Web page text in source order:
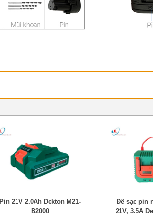
Pin 21V 2.0Ah Dekton M21-
B2000
Đế sạc pin
21V, 3.5A